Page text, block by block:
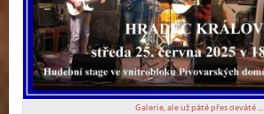
Galerie, ale už páté přes deváté ...